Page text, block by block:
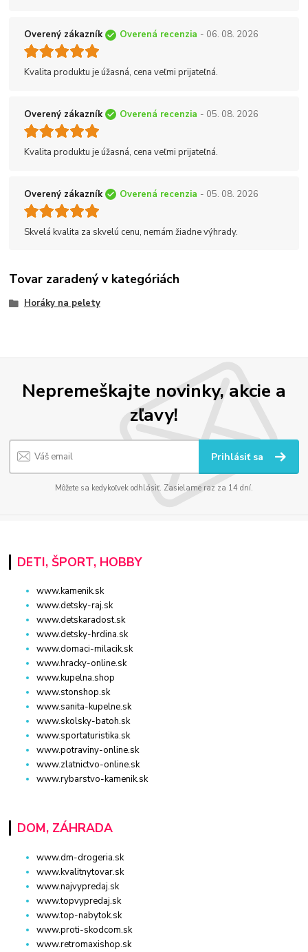
Overený zákazník Overená recenzia - 06. 08. 2026
Kvalita produktu je úžasná, cena veľmi prijateľná.
Overený zákazník Overená recenzia - 05. 08. 2026
Kvalita produktu je úžasná, cena veľmi prijateľná.
Overený zákazník Overená recenzia - 05. 08. 2026
Skvelá kvalita za skvelú cenu, nemám žiadne výhrady.
Tovar zaradený v kategóriách
Horáky na pelety
Nepremeškajte novinky, akcie a
zľavy!
Prihlásiť sa
Môžete sa kedykoľvek odhlásiť. Zasielame raz za 14 dní.
DETI, ŠPORT, HOBBY
www.kamenik.sk
www.detsky-raj.sk
www.detskaradost.sk
www.detsky-hrdina.sk
www.domaci-milacik.sk
www.hracky-online.sk
www.kupelna.shop
www.stonshop.sk
www.sanita-kupelne.sk
www.skolsky-batoh.sk
www.sportaturistika.sk
www.potraviny-online.sk
www.zlatnictvo-online.sk
www.rybarstvo-kamenik.sk
DOM, ZÁHRADA
www.dm-drogeria.sk
www.kvalitnytovar.sk
www.najvypredaj.sk
www.topvypredaj.sk
www.top-nabytok.sk
www.proti-skodcom.sk
www.retromaxishop.sk